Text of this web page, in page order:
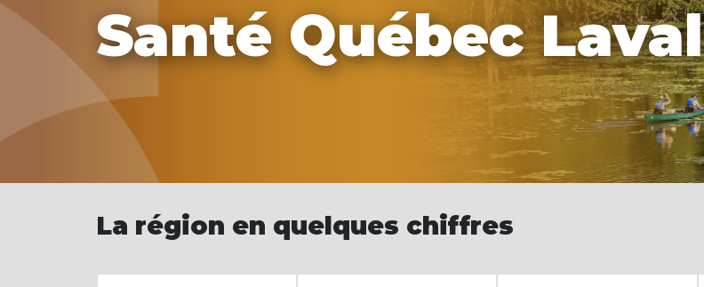
Santé Québec Laval
La région en quelques chiffres